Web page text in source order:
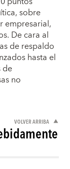
sobre
empresarial,
De cara al
de respaldo
hasta el
de
no
VOLVER ARRIBA